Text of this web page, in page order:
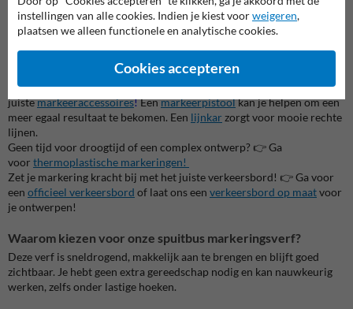
👉 Ontdek onze oplossingen voorprofessionele markeerwerken
Alternatieven en gerelateerde producten
Wanneer de belijning extra strak moet zijn 👉 Kies voor
Wanneer het een groot project is 👉 werk met de
juistemarkeeraccessoires!Eenmarkeerpistoolkan je helpen om een
meer egaal resultaat te bekomen. Een lijnkar zorgt voor mooie rechte
lijnen.
Geen tijd voor droogtijd of een complex ontwerp? 👉 Ga
voor thermoplastische markeringen!
Zet je markering kracht bij met het juiste verkeersbord! 👉 Ga voor
een officieel verkeersbord of laat ons een verkeersbord op maatvoor
je ontwerpen!
Waarom kiezen voor onze spuitbus markeringsverf?
Deze verf is sneldrogend, makkelijk aan te brengen en blijft goed
zichtbaar. Je hebt geen extra gereedschap nodig en kan nauwkeurig
werken, zelfs onder lastige hoeken.
instellingen van alle cookies. Indien je kiest voorweigeren,
plaatsen we alleen functionele en analytische cookies.
Cookies accepteren